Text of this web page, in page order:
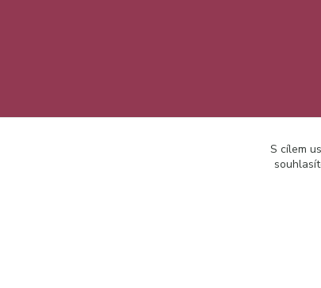
S cílem